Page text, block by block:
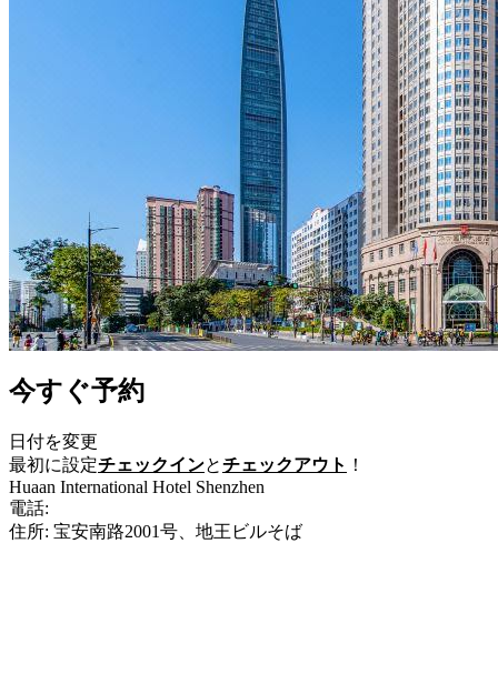
今すぐ予約
日付を変更
最初に設定チェックインとチェックアウト ！
Huaan International Hotel Shenzhen
電話:
住所: 宝安南路2001号、地王ビルそば